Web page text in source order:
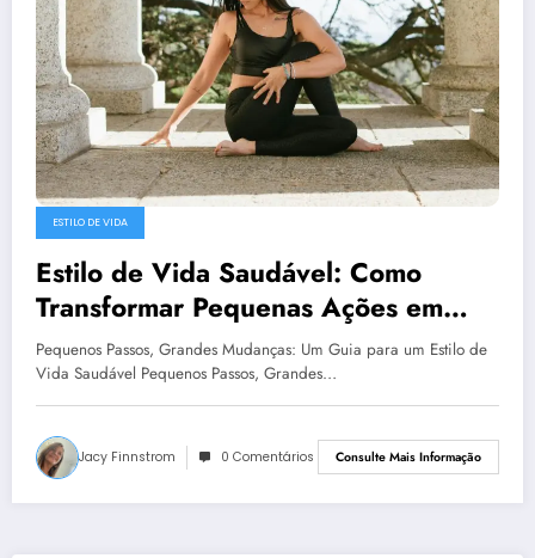
ESTILO DE VIDA
Estilo de Vida Saudável: Como
Transformar Pequenas Ações em
Grandes Resultados
Pequenos Passos, Grandes Mudanças: Um Guia para um Estilo de
Vida Saudável Pequenos Passos, Grandes…
Jacy Finnstrom 0 Comentários Consulte Mais Informação